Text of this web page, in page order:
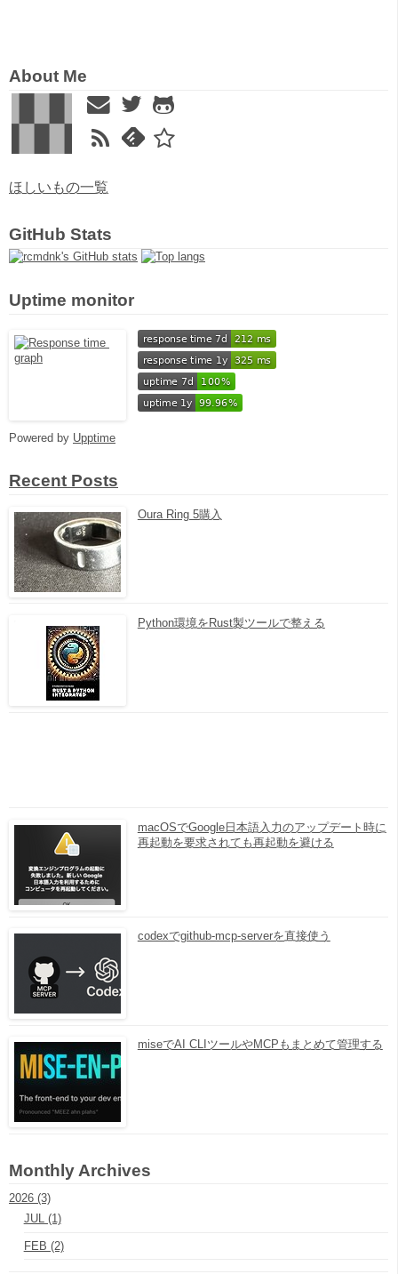
About Me
ほしいもの一覧
GitHub Stats
Uptime monitor
Powered by Upptime
Recent Posts
Oura Ring 5購入
Python環境をRust製ツールで整える
macOSでGoogle日本語入力のアップデート時に
再起動を要求されても再起動を避ける
codexでgithub-mcp-serverを直接使う
miseでAI CLIツールやMCPもまとめて管理する
Monthly Archives
2026 (3)
JUL (1)
FEB (2)